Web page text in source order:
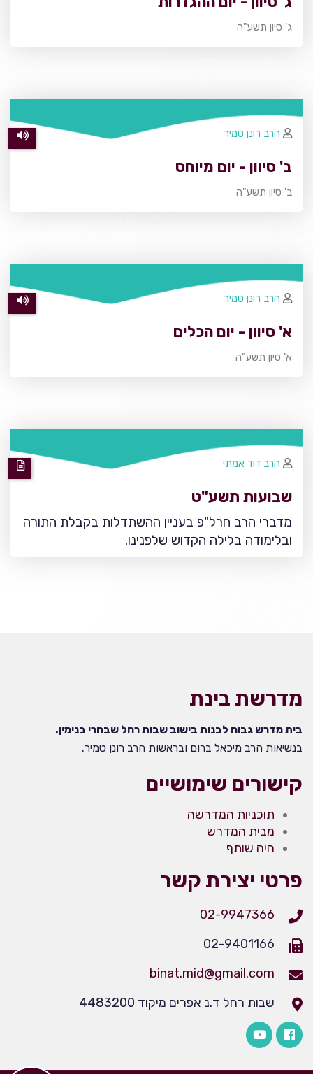
ג' סיון תשע"ה
ב' סיוון - יום מיוחס
ב' סיון תשע"ה
הרב רונן טמיר
א' סיוון - יום הכלים
א' סיון תשע"ה
הרב רונן טמיר
שבועות תשע"ט
מדברי הרב חרל"פ בעניין ההשתדלות בקבלת התורה
ובלימודה בלילה הקדוש שלפנינו.
הרב דוד אמתי
מדרשת בינת
בית מדרש גבוה לבנות בישוב שבות רחל שבהרי בנימין.
בנשיאות הרב מיכאל ברום ובראשות הרב רונן טמיר.
קישורים שימושיים
תוכניות המדרשה
מבית המדרש
היה שותף
פרטי יצירת קשר
02-9947366
02-9401166
binat.mid@gmail.com
שבות רחל ד.נ אפרים מיקוד 4483200